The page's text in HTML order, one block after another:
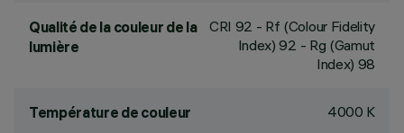
Qualité de la couleur de la
lumière
CRI 92 - Rf (Colour Fidelity
Index) 92 - Rg (Gamut
Index) 98
Température de couleur 4000 K